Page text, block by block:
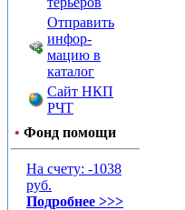
Отправить
инфор-
мацию в
каталог
Сайт НКП
РЧТ
• Фонд помощи
На счету: -1038
руб.
Подробнее >>>